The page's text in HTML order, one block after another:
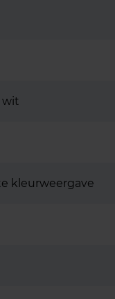
wit
kleurweergave